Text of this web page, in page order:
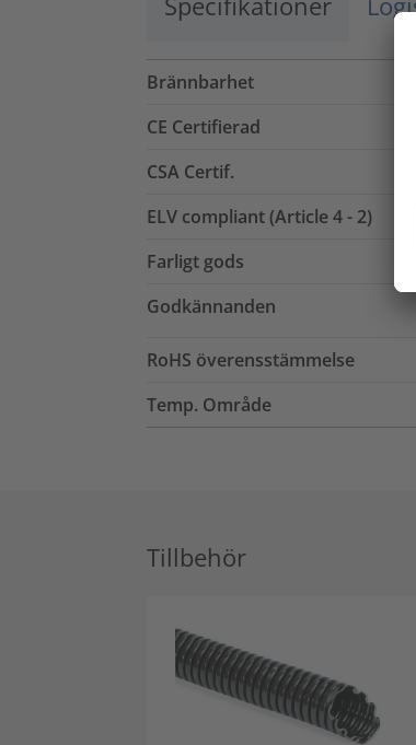
Brännbarhet
CE Certifierad
CSA Certif.
ELV compliant (Article 4 - 2)
Farligt gods
Godkännanden
RoHS överensstämmelse
Temp. Område
Tillbehör